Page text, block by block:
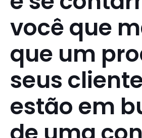
você que
que um
seus
estão em